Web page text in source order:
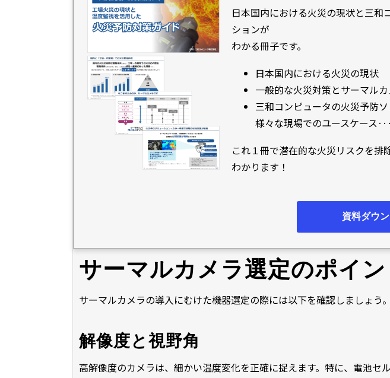
日本国内における火災の現状と三和
ションが
わかる冊子です。
日本国内における火災の現状
一般的な火災対策とサーマルカ
三和コンピュータの火災予防
様々な現場でのユースケース
これ１冊で潜在的な火災リスクを排
わかります！
資料ダウ
サーマルカメラ選定のポイン
サーマルカメラの導入にむけた機器選定の際には以下を確認しましょう。
解像度と視野角
高解像度のカメラは、細かい温度変化を正確に捉えます。特に、電池セ